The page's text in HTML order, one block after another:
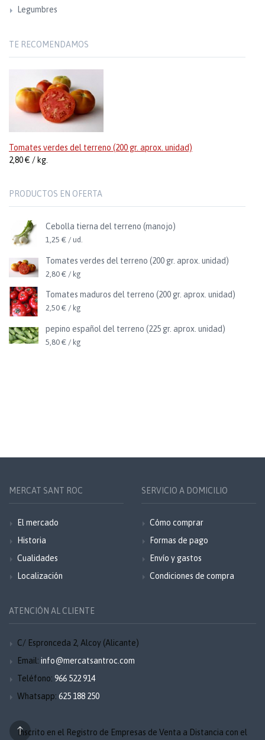
Legumbres
TE RECOMENDAMOS
Tomates verdes del terreno (200 gr. aprox. unidad)
2,80 € / kg.
PRODUCTOS EN OFERTA
Cebolla tierna del terreno (manojo)
1,25 € / ud.
Tomates verdes del terreno (200 gr. aprox. unidad)
2,80 € / kg
Tomates maduros del terreno (200 gr. aprox. unidad)
2,50 € / kg
pepino español del terreno (225 gr. aprox. unidad)
5,80 € / kg
MERCAT SANT ROC
El mercado
Historia
Cualidades
Localización
SERVICIO A DOMICILIO
Cómo comprar
Formas de pago
Envío y gastos
Condiciones de compra
ATENCIÓN AL CLIENTE
C/ Espronceda 2, Alcoy (Alicante)
Email: info@mercatsantroc.com
Teléfono: 966 522 914
Whatsapp: 625 188 250
Inscrito en el Registro de Empresas de Venta a Distancia con el